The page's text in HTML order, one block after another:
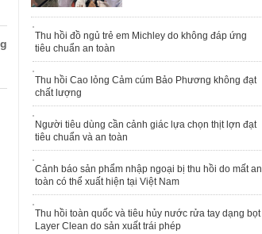
Thu hồi đồ ngủ trẻ em Michley do không đáp ứng
tiêu chuẩn an toàn
Thu hồi Cao lỏng Cảm cúm Bảo Phương không đạt
chất lượng
Người tiêu dùng cần cảnh giác lựa chọn thịt lợn đạt
tiêu chuẩn và an toàn
Cảnh báo sản phẩm nhập ngoại bị thu hồi do mất an
toàn có thể xuất hiện tại Việt Nam
Thu hồi toàn quốc và tiêu hủy nước rửa tay dạng bọt
Layer Clean do sản xuất trái phép